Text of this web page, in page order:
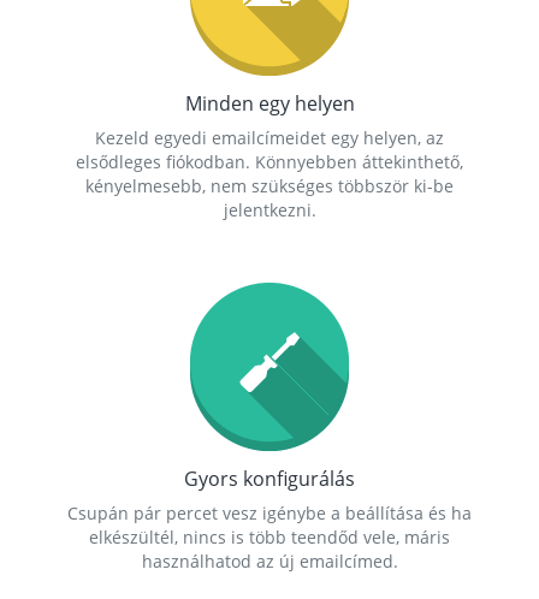
Minden egy helyen
Kezeld egyedi emailcímeidet egy helyen, az
elsődleges fiókodban. Könnyebben áttekinthető,
kényelmesebb, nem szükséges többször ki-be
jelentkezni.
Gyors konfigurálás
Csupán pár percet vesz igénybe a beállítása és ha
elkészültél, nincs is több teendőd vele, máris
használhatod az új emailcímed.